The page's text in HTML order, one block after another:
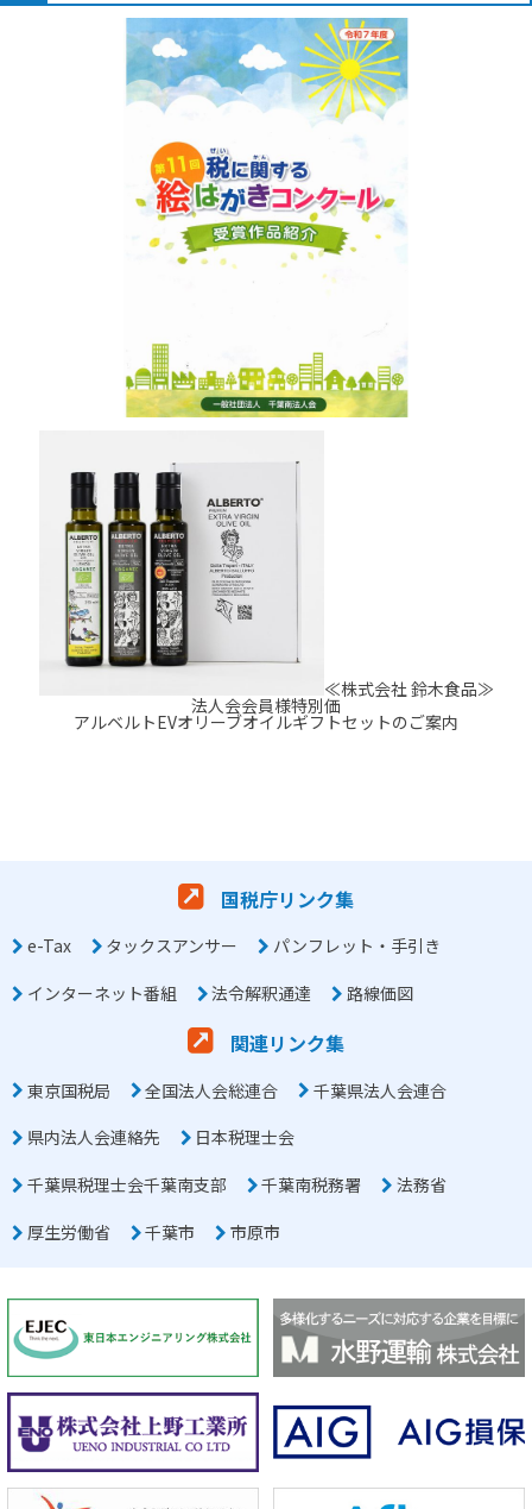
≪株式会社 鈴木食品≫
法人会会員様特別価
アルベルトEVオリーブオイルギフトセットのご案内
国税庁リンク集
e-Tax タックスアンサー
パンフレット・手引き
インターネット番組
法令解釈通達 路線価図
関連リンク集
東京国税局 全国法人会総連合
千葉県法人会連合
県内法人会連絡先
日本税理士会
千葉県税理士会千葉南支部
千葉南税務署
法務省
厚生労働省
千葉市 市原市